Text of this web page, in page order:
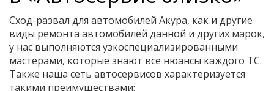
Сход-развал для автомобилей Акура, как и другие
виды ремонта автомобилей данной и других марок,
у нас выполняются узкоспециализированными
мастерами, которые знают все нюансы каждого ТС.
Также наша сеть автосервисов характеризуется
такими преимуществами: